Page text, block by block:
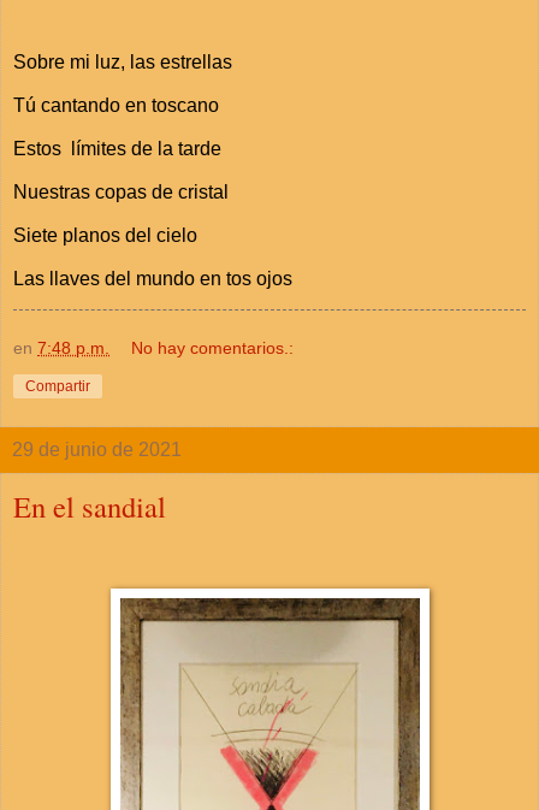
Sobre mi luz, las estrellas
Tú cantando en toscano
Estos límites de la tarde
Nuestras copas de cristal
Siete planos del cielo
Las llaves del mundo en tos ojos
en 7:48 p.m. No hay comentarios.:
Compartir
29 de junio de 2021
En el sandial